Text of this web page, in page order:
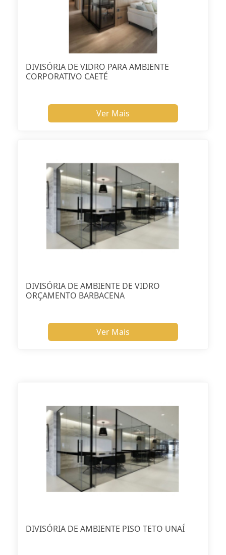
DIVISÓRIA DE VIDRO PARA AMBIENTE
CORPORATIVO CAETÉ
Ver Mais
DIVISÓRIA DE AMBIENTE DE VIDRO
ORÇAMENTO BARBACENA
Ver Mais
DIVISÓRIA DE AMBIENTE PISO TETO UNAÍ